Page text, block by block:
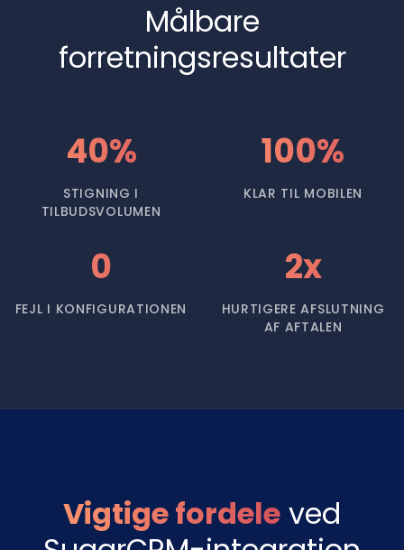
Målbare
forretningsresultater
40%
STIGNING I
TILBUDSVOLUMEN
100%
KLAR TIL MOBILEN
0
FEJL I KONFIGURATIONEN
2x
HURTIGERE AFSLUTNING
AF AFTALEN
Vigtige fordele ved